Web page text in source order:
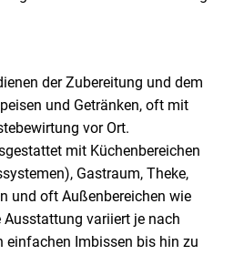
der Zubereitung und dem
und Getränken, oft mit
vor Ort.
mit Küchenbereichen
Gastraum, Theke,
und oft Außenbereichen wie
Ausstattung variiert je nach
einfachen Imbissen bis hin zu